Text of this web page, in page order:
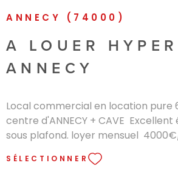
ANNECY (74000)
A LOUER
ANNECY
Local commercial en location pure
centre d'ANNECY + CAVE
sous plafond. loyer mensuel
charges+taxe foncière PAS DE
Honoraires d'agence en sus charge
SÉLECTIONNER